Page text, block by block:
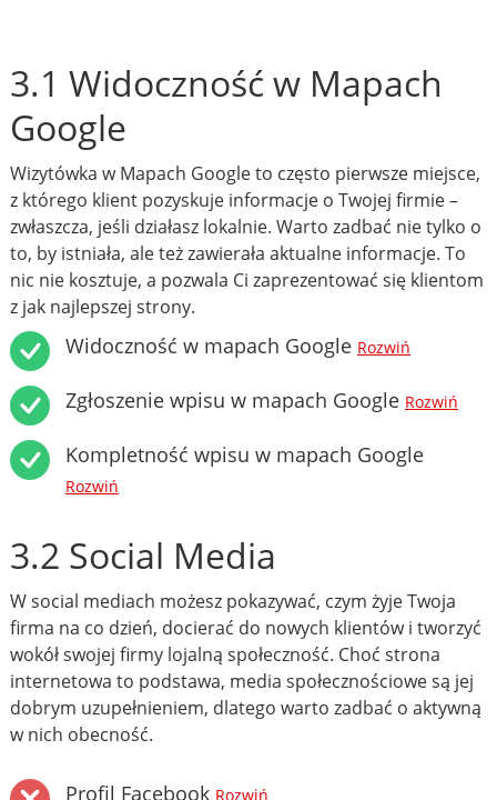
3.1 Widoczność w Mapach
Google
Wizytówka w Mapach Google to często pierwsze miejsce,
z którego klient pozyskuje informacje o Twojej firmie –
zwłaszcza, jeśli działasz lokalnie. Warto zadbać nie tylko o
to, by istniała, ale też zawierała aktualne informacje. To
nic nie kosztuje, a pozwala Ci zaprezentować się klientom
z jak najlepszej strony.
Widoczność w mapach Google Rozwiń
Zgłoszenie wpisu w mapach Google Rozwiń
Kompletność wpisu w mapach Google
Rozwiń
3.2 Social Media
W social mediach możesz pokazywać, czym żyje Twoja
firma na co dzień, docierać do nowych klientów i tworzyć
wokół swojej firmy lojalną społeczność. Choć strona
internetowa to podstawa, media społecznościowe są jej
dobrym uzupełnieniem, dlatego warto zadbać o aktywną
w nich obecność.
Profil Facebook